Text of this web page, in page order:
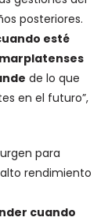
posteriores.
esté
de lo que
en el futuro”,
para
rendimiento
cuando